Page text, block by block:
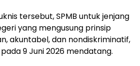
tersebut, SPMB untuk jenjang
yang mengusung prinsip
akuntabel, dan nondiskriminatif,
9 Juni 2026 mendatang.